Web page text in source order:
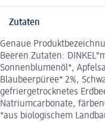
Zutaten
Genaue
Beeren Zutaten:
Sonnenblumenöl*,
Blaubeerpüree* 2%,
gefriergetrocknetes
Natriumcarbonate,
*aus biologischem